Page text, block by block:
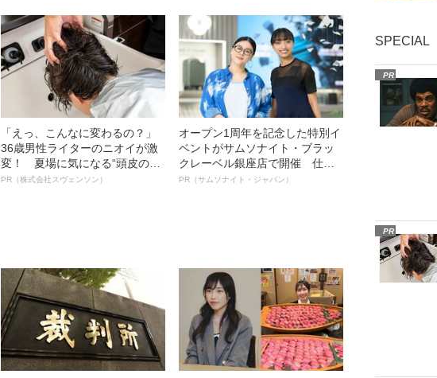
「えっ、こんなに変わるの？」
36歳男性ライターのニオイが激
変！ 夏場に気になる“頭皮のニ
オイ”や“ベタつき”を解消す
PR（株式会社スヴェンソン）
オープン1周年を記念した特別イ
ベントがサムソナイト・ブラッ
クレーベル銀座店で開催 仕事
も人生も自分らしく～笑顔あふ
PR（サムソナイト・ジャパン）
SPECIAL
PR
PR